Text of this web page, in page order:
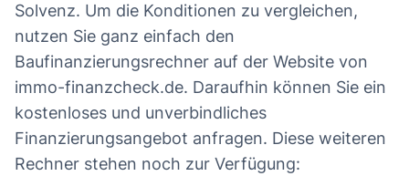
Solvenz. Um die Konditionen zu vergleichen,
nutzen Sie ganz einfach den
Baufinanzierungsrechner auf der Website von
immo-finanzcheck.de. Daraufhin können Sie ein
kostenloses und unverbindliches
Finanzierungsangebot anfragen. Diese weiteren
Rechner stehen noch zur Verfügung: